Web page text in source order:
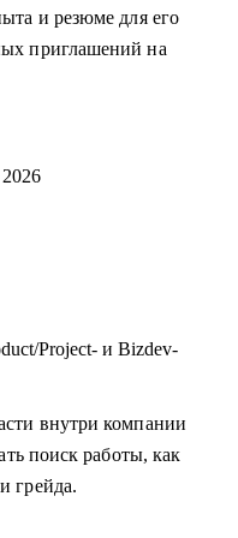
или
карьерных целей.
презентовать опыт
и наметить
как улучшать
строить карьеру с нуля,
и резюме для его
приглашений на
2026
Project- и Bizdev-
внутри компании
поиск работы, как
грейда.